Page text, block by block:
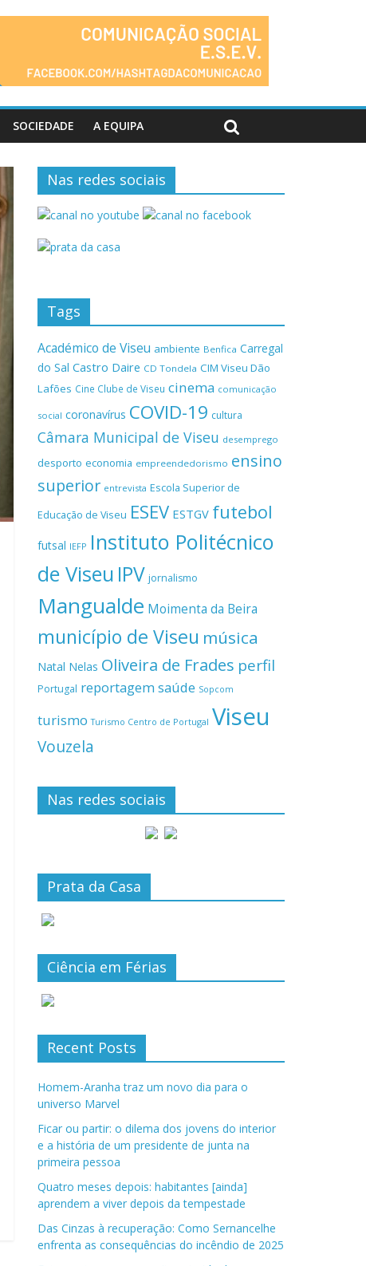
SOCIEDADE A EQUIPA
Nas redes sociais
Tags
Académico de Viseu ambiente Benfica Carregal
do Sal Castro Daire CD Tondela CIM Viseu Dão
Lafões Cine Clube de Viseu cinema comunicação
social coronavírus COVID-19 cultura
Câmara Municipal de Viseu desemprego
desporto economia empreendedorismo ensino
superior entrevista Escola Superior de
Educação de Viseu ESEV ESTGV futebol
futsal IEFP Instituto Politécnico
de Viseu IPV jornalismo
Mangualde Moimenta da Beira
município de Viseu música
Natal Nelas Oliveira de Frades perfil
Portugal reportagemsaúde Sopcom
turismo Turismo Centro de Portugal Viseu
Vouzela
Nas redes sociais
Prata da Casa
Ciência em Férias
Recent Posts
Homem-Aranha traz um novo dia para o
universo Marvel
Ficar ou partir: o dilema dos jovens do interior
e a história de um presidente de junta na
primeira pessoa
Quatro meses depois: habitantes [ainda]
aprendem a viver depois da tempestade
Das Cinzas à recuperação: Como Sernancelhe
enfrenta as consequências do incêndio de 2025